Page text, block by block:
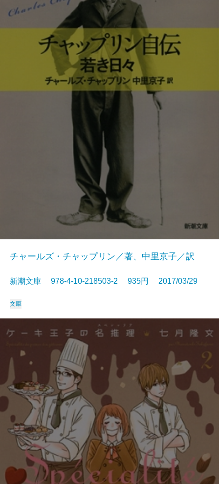
チャールズ・チャップリン／著、中里京子／訳
新潮文庫 978-4-10-218503-2 935円 2017/03/29
文庫